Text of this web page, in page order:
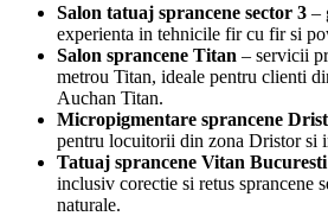
Salon tatuaj sprancene sector 3 –
experienta in tehnicile fir cu fir si
Salon sprancene Titan – servicii
metrou Titan, ideale pentru clienti
Auchan Titan.
Micropigmentare sprancene
pentru locuitorii din zona Dristor si
Tatuaj sprancene Vitan Bucuresti
inclusiv corectie si retus sprancene
naturale.